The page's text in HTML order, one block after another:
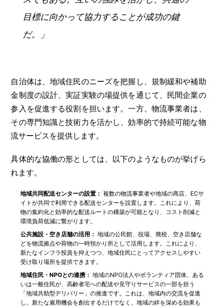
目標に向かって協力することが成功の鍵
だ。」
自治体は、地域住民のニーズを把握し、規制緩和や補助
金制度の設計、実証実験の場提供を通じて、民間企業の
参入を促進する役割を担います。一方、物流事業者は、
その専門知識と技術力を活かし、効率的で持続可能な物
流サービスを提供します。
具体的な協働の形としては、以下のようなものが挙げら
れます。
地域共同配送センターの設置： 複数の物流事業者や地域の商店、ECサ
イトが共同で利用できる配送センターを設置します。これにより、荷
物の集約化と効率的な配送ルートの構築が可能となり、コスト削減と
環境負荷低減に繋がります。
公共施設・空き店舗の活用： 地域の公民館、役場、廃校、空き店舗な
どを物流拠点や荷物の一時預かり所として活用します。これにより、
新たなインフラ投資を抑えつつ、地域住民にとってアクセスしやすい
受け取り場所を提供できます。
地域住民・NPOとの連携： 地域のNPO法人やボランティア団体、ある
いは一般住民が、高齢者宅への配送や見守りサービスの一部を担う
「地域共助型デリバリー」の推進です。これは、地域内の交流を促進
し、新たな雇用機会を創出するだけでなく、地域の絆を深める効果も